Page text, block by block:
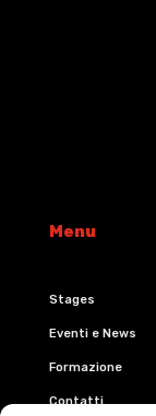
Menu
Stages
Eventi e News
Formazione
Contatti